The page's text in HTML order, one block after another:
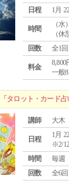
日程
1月
時間
（水
（休
回数
全1回
料金
8,800
一般
タロット・カード占
講師 大
日程
1月
※2/
時間
毎週
回数
全6回